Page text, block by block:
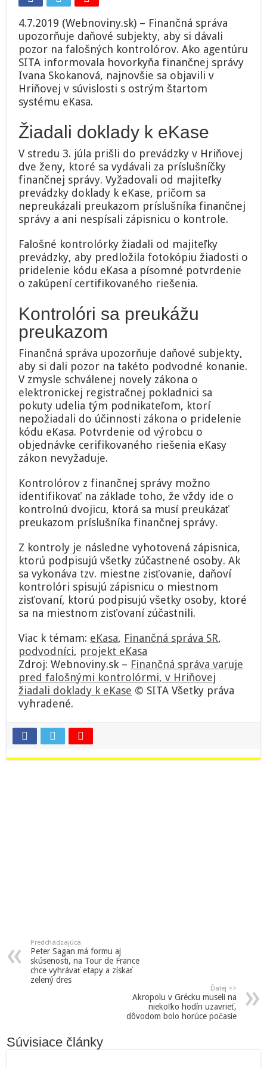
4.7.2019 (Webnoviny.sk) – Finančná správa
upozorňuje daňové subjekty, aby si dávali
pozor na falošných kontrolórov. Ako agentúru
SITA informovala hovorkyňa finančnej správy
Ivana Skokanová, najnovšie sa objavili v
Hriňovej v súvislosti s ostrým štartom
systému eKasa.
Žiadali doklady k eKase
V stredu 3. júla prišli do prevádzky v Hriňovej
dve ženy, ktoré sa vydávali za príslušníčky
finančnej správy. Vyžadovali od majiteľky
prevádzky doklady k eKase, pričom sa
nepreukázali preukazom príslušníka finančnej
správy a ani nespísali zápisnicu o kontrole.
Falošné kontrolórky žiadali od majiteľky
prevádzky, aby predložila fotokópiu žiadosti o
pridelenie kódu eKasa a písomné potvrdenie
o zakúpení certifikovaného riešenia.
Kontrolóri sa preukážu
preukazom
Finančná správa upozorňuje daňové subjekty,
aby si dali pozor na takéto podvodné konanie.
V zmysle schválenej novely zákona o
elektronickej registračnej pokladnici sa
pokuty udelia tým podnikateľom, ktorí
nepožiadali do účinnosti zákona o pridelenie
kódu eKasa. Potvrdenie od výrobcu o
objednávke cerifikovaného riešenia eKasy
zákon nevyžaduje.
Kontrolórov z finančnej správy možno
identifikovať na základe toho, že vždy ide o
kontrolnú dvojicu, ktorá sa musí preukázať
preukazom príslušníka finančnej správy.
Z kontroly je následne vyhotovená zápisnica,
ktorú podpisujú všetky zúčastnené osoby. Ak
sa vykonáva tzv. miestne zisťovanie, daňoví
kontrolóri spisujú zápisnicu o miestnom
zisťovaní, ktorú podpisujú všetky osoby, ktoré
sa na miestnom zisťovaní zúčastnili.
Viac k témam: eKasa, Finančná správa SR,
podvodníci, projekt eKasa
Zdroj: Webnoviny.sk – Finančná správa varuje
pred falošnými kontrolórmi, v Hriňovej
žiadali doklady k eKase © SITA Všetky práva
vyhradené.
Predchádzajúca
Peter Sagan má formu aj
skúsenosti, na Tour de France
chce vyhrávať etapy a získať
zelený dres
Ďalej >>
Akropolu v Grécku museli na
niekoľko hodín uzavrieť,
dôvodom bolo horúce počasie
Súvisiace články